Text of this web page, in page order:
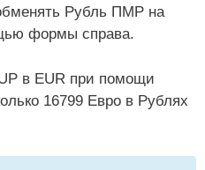
Рубль ПМР на
формы справа.
в EUR при помощи
16799 Евро в Рублях